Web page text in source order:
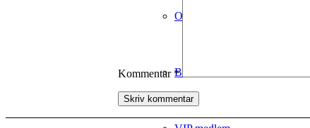
Om Tango Aarhus
Bliv medlem
Kommentar *